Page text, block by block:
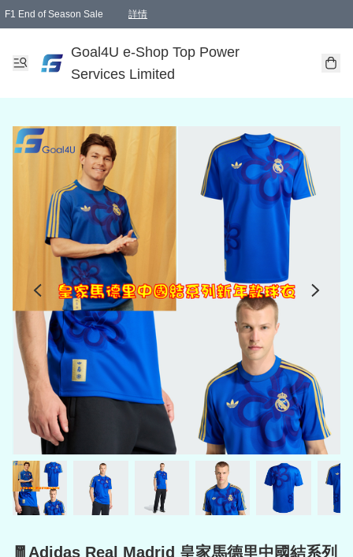
F1 End of Season Sale 詳情
Goal4U e-Shop Top Power
Services Limited
🧧Adidas Real Madrid 皇家馬德里中國結系列